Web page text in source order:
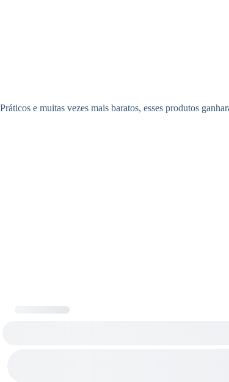
Práticos e muitas vezes mais baratos, esses produtos